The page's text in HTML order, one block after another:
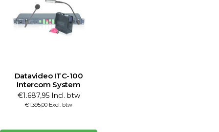
Datavideo ITC-100
Intercom System
€1.687,95 Incl. btw
€1.395,00 Excl. btw